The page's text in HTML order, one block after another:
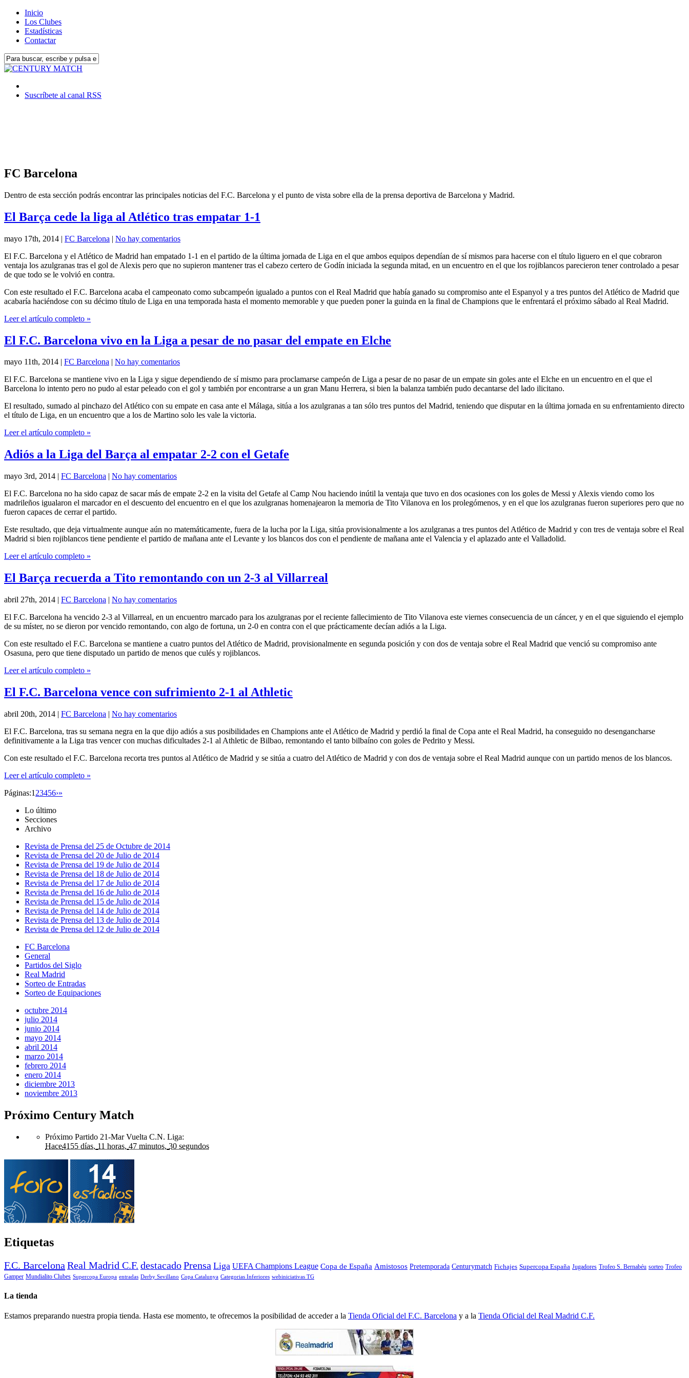
Inicio
Los Clubes
Estadísticas
Contactar
Suscríbete al canal RSS
FC Barcelona
Dentro de esta sección podrás encontrar las principales noticias del F.C. Barcelona y el punto de vista sobre ella de la prensa deportiva de Barcelona y Madrid.
El Barça cede la liga al Atlético tras empatar 1-1
mayo 17th, 2014 | FC Barcelona | No hay comentarios
El F.C. Barcelona y el Atlético de Madrid han empatado 1-1 en el partido de la última jornada de Liga en el que ambos equipos dependían de sí mismos para hacerse con el título liguero en el que cobraron
ventaja los azulgranas tras el gol de Alexis pero que no supieron mantener tras el cabezo certero de Godín iniciada la segunda mitad, en un encuentro en el que los rojiblancos parecieron tener controlado a pesar
de que todo se le volvió en contra.
Con este resultado el F.C. Barcelona acaba el campeonato como subcampeón igualado a puntos con el Real Madrid que había ganado su compromiso ante el Espanyol y a tres puntos del Atlético de Madrid que
acabaría haciéndose con su décimo título de Liga en una temporada hasta el momento memorable y que pueden poner la guinda en la final de Champions que le enfrentará el próximo sábado al Real Madrid.
Leer el artículo completo »
El F.C. Barcelona vivo en la Liga a pesar de no pasar del empate en Elche
mayo 11th, 2014 | FC Barcelona | No hay comentarios
El F.C. Barcelona se mantiene vivo en la Liga y sigue dependiendo de sí mismo para proclamarse campeón de Liga a pesar de no pasar de un empate sin goles ante el Elche en un encuentro en el que el
Barcelona lo intento pero no pudo al estar peleado con el gol y también por encontrarse a un gran Manu Herrera, si bien la balanza también pudo decantarse del lado ilicitano.
El resultado, sumado al pinchazo del Atlético con su empate en casa ante el Málaga, sitúa a los azulgranas a tan sólo tres puntos del Madrid, teniendo que disputar en la última jornada en su enfrentamiento directo
el título de Liga, en un encuentro que a los de Martino solo les vale la victoria.
Leer el artículo completo »
Adiós a la Liga del Barça al empatar 2-2 con el Getafe
mayo 3rd, 2014 | FC Barcelona | No hay comentarios
El F.C. Barcelona no ha sido capaz de sacar más de empate 2-2 en la visita del Getafe al Camp Nou haciendo inútil la ventaja que tuvo en dos ocasiones con los goles de Messi y Alexis viendo como los
madrileños igualaron el marcador en el descuento del encuentro en el que los azulgranas homenajearon la memoria de Tito Vilanova en los prolegómenos, y en el que los azulgranas fueron superiores pero que no
fueron capaces de cerrar el partido.
Este resultado, que deja virtualmente aunque aún no matemáticamente, fuera de la lucha por la Liga, sitúa provisionalmente a los azulgranas a tres puntos del Atlético de Madrid y con tres de ventaja sobre el Real
Madrid si bien rojiblancos tiene pendiente el partido de mañana ante el Levante y los blancos dos con el pendiente de mañana ante el Valencia y el aplazado ante el Valladolid.
Leer el artículo completo »
El Barça recuerda a Tito remontando con un 2-3 al Villarreal
abril 27th, 2014 | FC Barcelona | No hay comentarios
El F.C. Barcelona ha vencido 2-3 al Villarreal, en un encuentro marcado para los azulgranas por el reciente fallecimiento de Tito Vilanova este viernes consecuencia de un cáncer, y en el que siguiendo el ejemplo
de su míster, no se dieron por vencido remontando, con algo de fortuna, un 2-0 en contra con el que prácticamente decían adiós a la Liga.
Con este resultado el F.C. Barcelona se mantiene a cuatro puntos del Atlético de Madrid, provisionalmente en segunda posición y con dos de ventaja sobre el Real Madrid que venció su compromiso ante
Osasuna, pero que tiene disputado un partido de menos que culés y rojiblancos.
Leer el artículo completo »
El F.C. Barcelona vence con sufrimiento 2-1 al Athletic
abril 20th, 2014 | FC Barcelona | No hay comentarios
El F.C. Barcelona, tras su semana negra en la que dijo adiós a sus posibilidades en Champions ante el Atlético de Madrid y perdió la final de Copa ante el Real Madrid, ha conseguido no desengancharse
definitivamente a la Liga tras vencer con muchas dificultades 2-1 al Athletic de Bilbao, remontando el tanto bilbaíno con goles de Pedrito y Messi.
Con este resultado el F.C. Barcelona recorta tres puntos al Atlético de Madrid y se sitúa a cuatro del Atlético de Madrid y con dos de ventaja sobre el Real Madrid aunque con un partido menos de los blancos.
Leer el artículo completo »
Páginas:1 23456›»
Lo último
Secciones
Archivo
Revista de Prensa del 25 de Octubre de 2014
Revista de Prensa del 20 de Julio de 2014
Revista de Prensa del 19 de Julio de 2014
Revista de Prensa del 18 de Julio de 2014
Revista de Prensa del 17 de Julio de 2014
Revista de Prensa del 16 de Julio de 2014
Revista de Prensa del 15 de Julio de 2014
Revista de Prensa del 14 de Julio de 2014
Revista de Prensa del 13 de Julio de 2014
Revista de Prensa del 12 de Julio de 2014
FC Barcelona
General
Partidos del Siglo
Real Madrid
Sorteo de Entradas
Sorteo de Equipaciones
octubre 2014
julio 2014
junio 2014
mayo 2014
abril 2014
marzo 2014
febrero 2014
enero 2014
diciembre 2013
noviembre 2013
Próximo Century Match
Próximo Partido 21-Mar Vuelta C.N. Liga:
Hace4155 días, 11 horas, 47 minutos, 30 segundos
Etiquetas
F.C. Barcelona Real Madrid C.F. destacadoPrensa Liga UEFA Champions League Copa de España Amistosos Pretemporada Centurymatch Fichajes Supercopa España Jugadores Trofeo S. Bernabéu sorteo Trofeo
Gamper Mundialito Clubes Supercopa Europa entradas Derby Sevillano Copa Catalunya Categorias Inferiores webiniciativas TG
La tienda
Estamos preparando nuestra propia tienda. Hasta ese momento, te ofrecemos la posibilidad de acceder a la Tienda Oficial del F.C. Barcelona y a la Tienda Oficial del Real Madrid C.F.